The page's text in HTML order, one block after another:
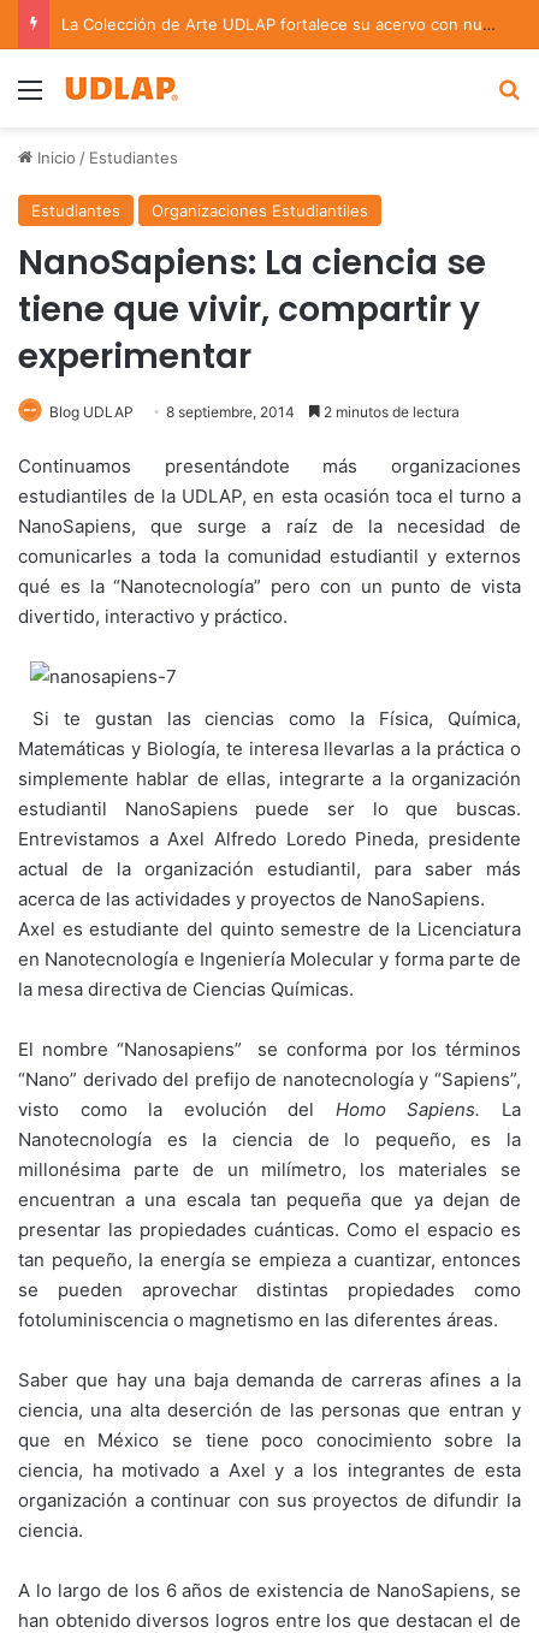
La Colección de Arte UDLAP fortalece su acervo con nuevas obras de artistas emergentes y consolidados
Menu
Inicio / Estudiantes
Estudiantes Organizaciones Estudiantiles
NanoSapiens: La ciencia se
tiene que vivir, compartir y
experimentar
Blog UDLAP 8 septiembre, 2014 2 minutos de lectura
Continuamos presentándote más organizaciones
estudiantiles de la UDLAP, en esta ocasión toca el turno a
NanoSapiens, que surge a raíz de la necesidad de
comunicarles a toda la comunidad estudiantil y externos
qué es la “Nanotecnología” pero con un punto de vista
divertido, interactivo y práctico.
Si te gustan las ciencias como la Física, Química,
Matemáticas y Biología, te interesa llevarlas a la práctica o
simplemente hablar de ellas, integrarte a la organización
estudiantil NanoSapiens puede ser lo que buscas.
Entrevistamos a Axel Alfredo Loredo Pineda, presidente
actual de la organización estudiantil, para saber más
acerca de las actividades y proyectos de NanoSapiens.
Axel es estudiante del quinto semestre de la Licenciatura
en Nanotecnología e Ingeniería Molecular y forma parte de
la mesa directiva de Ciencias Químicas.
El nombre “Nanosapiens” se conforma por los términos
“Nano” derivado del prefijo de nanotecnología y “Sapiens”,
visto como la evolución del Homo Sapiens. La
Nanotecnología es la ciencia de lo pequeño, es la
millonésima parte de un milímetro, los materiales se
encuentran a una escala tan pequeña que ya dejan de
presentar las propiedades cuánticas. Como el espacio es
tan pequeño, la energía se empieza a cuantizar, entonces
se pueden aprovechar distintas propiedades como
fotoluminiscencia o magnetismo en las diferentes áreas.
Saber que hay una baja demanda de carreras afines a la
ciencia, una alta deserción de las personas que entran y
que en México se tiene poco conocimiento sobre la
ciencia, ha motivado a Axel y a los integrantes de esta
organización a continuar con sus proyectos de difundir la
ciencia.
A lo largo de los 6 años de existencia de NanoSapiens, se
han obtenido diversos logros entre los que destacan el de